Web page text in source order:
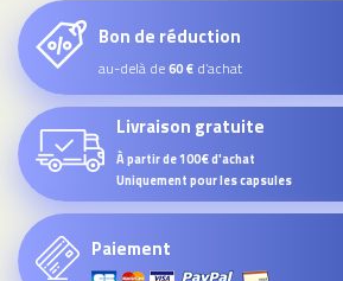
Bon de réduction
au-delà de60 € d’achat
Livraison gratuite
À partir de 100€ d'achat
Uniquement pour les capsules
Paiement